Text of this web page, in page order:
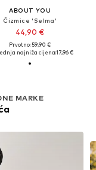
ABOUT YOU
Čizmice 'Selma'
44,90 €
Prvotno: 59,90 €
najniža cijena:17,96 €
MARKE